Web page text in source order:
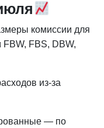
комиссии для
FBS, DBW,
из-за
— по